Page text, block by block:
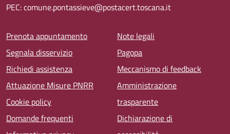
PEC: comune.pontassieve@postacert.toscana.it
Menu piè di pagina
Prenota appuntamento
Segnala disservizio
Richiedi assistenza
Attuazione Misure PNRR
Cookie policy
Domande frequenti
Note legali
Pagopa
Meccanismo di feedback
Amministrazione
trasparente
Dichiarazione di